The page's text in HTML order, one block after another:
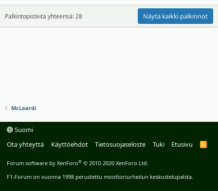
Palkintopisteitä yhteensä: 28 Näytä kaikki palkinnot
McLaardi
Suomi
Ota yhteyttä
Käyttöehdot Tietosuojaseloste Tuki Etusivu
R
Forum software by XenForo® © 2010-2020 XenForo Ltd.
F1-Forum on vuonna 1998 perustettu moottoriurheilun keskustelupalsta.